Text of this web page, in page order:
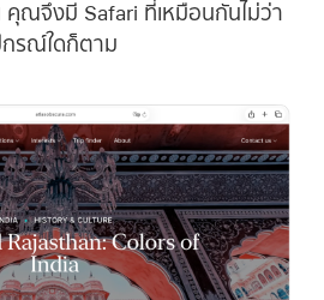
ณจึงมี Safari ที่เหมือนกันไม่ว่า
กรณ์ใดก็ตาม